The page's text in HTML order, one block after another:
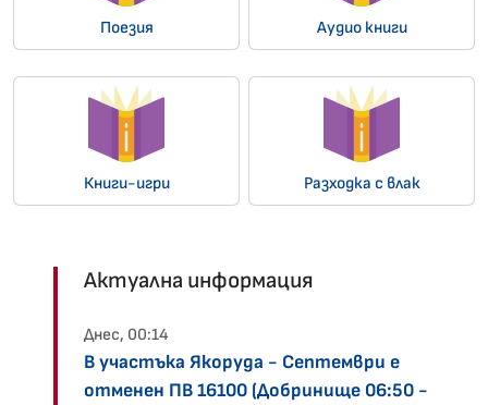
Поезия Аудио книги
Книги-игри Разходка с влак
Актуална информация
Днес, 00:14
В участъка Якоруда - Септември е
отменен ПВ 16100 (Добринище 06:50 -